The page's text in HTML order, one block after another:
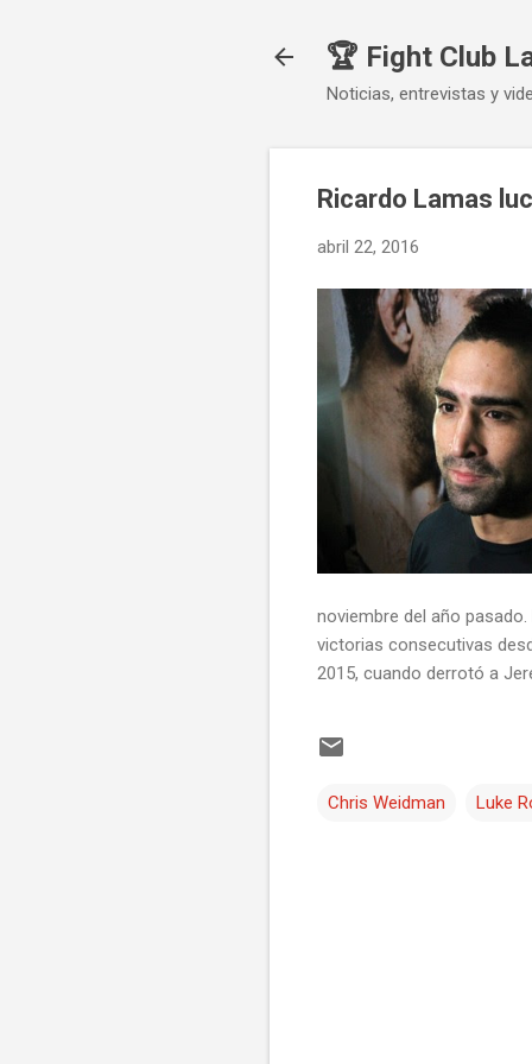
🏆 Fight Club
Noticias, entrevistas y
Ricardo Lamas
abril 22, 2016
noviembre del año
victorias consecutivas
2015, cuando derrotó a
Chris Weidman Luke